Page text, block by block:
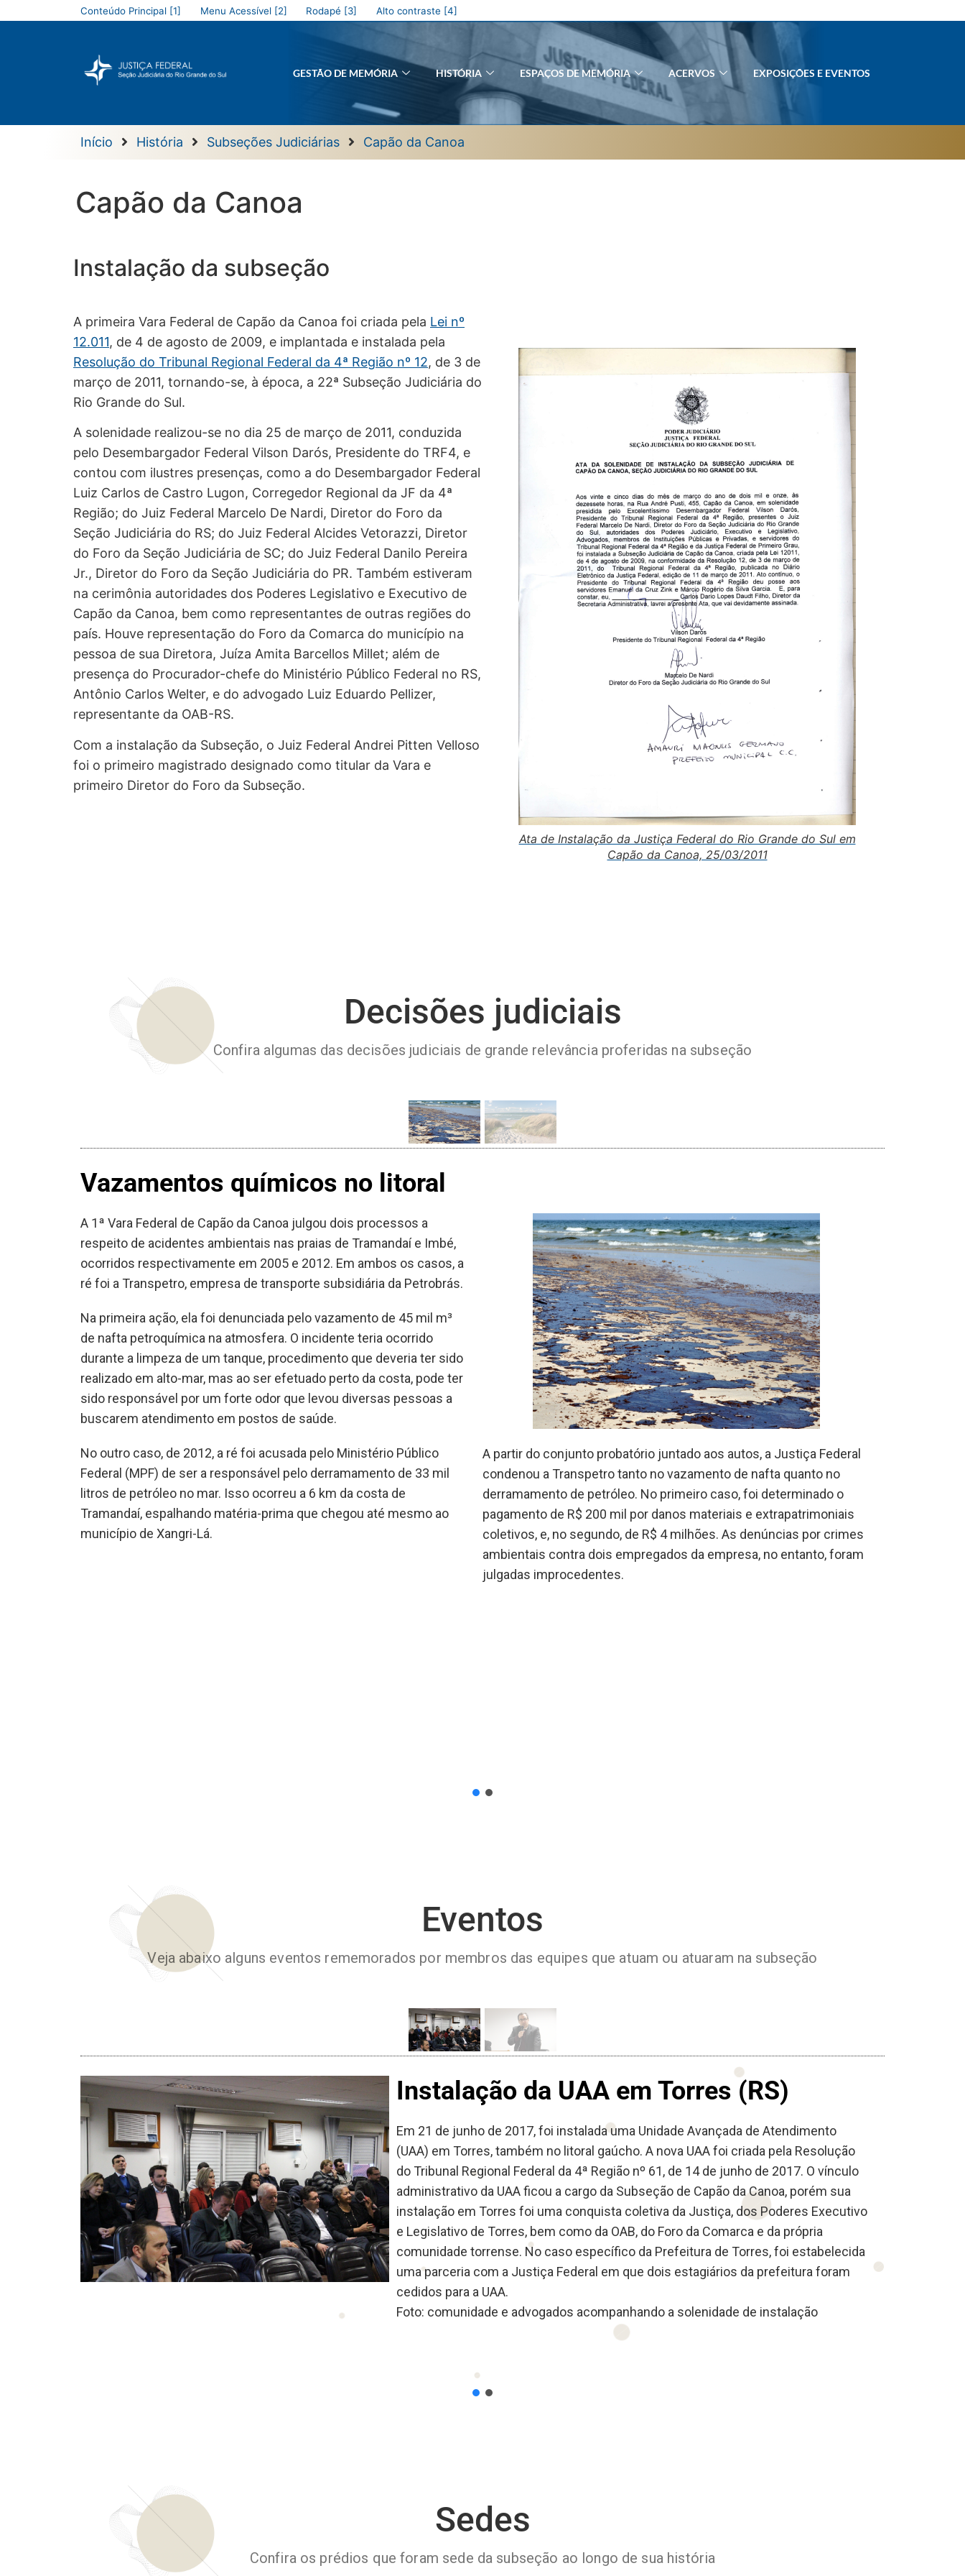
Conteúdo Principal [1] Menu Acessível [2] Rodapé [3] Alto contraste [4]
GESTÃO DE MEMÓRIA HISTÓRIA ESPAÇOS DE MEMÓRIA ACERVOS EXPOSIÇÕES E EVENTOS
Início História Subseções Judiciárias Capão da Canoa
Capão da Canoa
Instalação da subseção
A primeira Vara Federal de Capão da Canoa foi criada pela Lei nº
12.011, de 4 de agosto de 2009, e implantada e instalada pela
Resolução do Tribunal Regional Federal da 4ª Região nº 12, de 3 de
março de 2011, tornando-se, à época, a 22ª Subseção Judiciária do
Rio Grande do Sul.
A solenidade realizou-se no dia 25 de março de 2011, conduzida
pelo Desembargador Federal Vilson Darós, Presidente do TRF4, e
contou com ilustres presenças, como a do Desembargador Federal
Luiz Carlos de Castro Lugon, Corregedor Regional da JF da 4ª
Região; do Juiz Federal Marcelo De Nardi, Diretor do Foro da
Seção Judiciária do RS; do Juiz Federal Alcides Vetorazzi, Diretor
do Foro da Seção Judiciária de SC; do Juiz Federal Danilo Pereira
Jr., Diretor do Foro da Seção Judiciária do PR. Também estiveram
na cerimônia autoridades dos Poderes Legislativo e Executivo de
Capão da Canoa, bem como representantes de outras regiões do
país. Houve representação do Foro da Comarca do município na
pessoa de sua Diretora, Juíza Amita Barcellos Millet; além de
presença do Procurador-chefe do Ministério Público Federal no RS,
Antônio Carlos Welter, e do advogado Luiz Eduardo Pellizer,
representante da OAB-RS.
Com a instalação da Subseção, o Juiz Federal Andrei Pitten Velloso
foi o primeiro magistrado designado como titular da Vara e
primeiro Diretor do Foro da Subseção.
Ata de Instalação da Justiça Federal do Rio Grande do Sul em
Capão da Canoa, 25/03/2011
Decisões judiciais
Confira algumas das decisões judiciais de grande relevância proferidas na subseção
Vazamentos químicos no litoral
A 1ª Vara Federal de Capão da Canoa julgou dois processos a
respeito de acidentes ambientais nas praias de Tramandaí e Imbé,
ocorridos respectivamente em 2005 e 2012. Em ambos os casos, a
ré foi a Transpetro, empresa de transporte subsidiária da Petrobrás.
Na primeira ação, ela foi denunciada pelo vazamento de 45 mil m³
de nafta petroquímica na atmosfera. O incidente teria ocorrido
durante a limpeza de um tanque, procedimento que deveria ter sido
realizado em alto-mar, mas ao ser efetuado perto da costa, pode ter
sido responsável por um forte odor que levou diversas pessoas a
buscarem atendimento em postos de saúde.
No outro caso, de 2012, a ré foi acusada pelo Ministério Público
Federal (MPF) de ser a responsável pelo derramamento de 33 mil
litros de petróleo no mar. Isso ocorreu a 6 km da costa de
Tramandaí, espalhando matéria-prima que chegou até mesmo ao
município de Xangri-Lá.
A partir do conjunto probatório juntado aos autos, a Justiça Federal
condenou a Transpetro tanto no vazamento de nafta quanto no
derramamento de petróleo. No primeiro caso, foi determinado o
pagamento de R$ 200 mil por danos materiais e extrapatrimoniais
coletivos, e, no segundo, de R$ 4 milhões. As denúncias por crimes
ambientais contra dois empregados da empresa, no entanto, foram
julgadas improcedentes.
Eventos
Veja abaixo alguns eventos rememorados por membros das equipes que atuam ou atuaram na subseção
Instalação da UAA em Torres (RS)
Em 21 de junho de 2017, foi instalada uma Unidade Avançada de Atendimento
(UAA) em Torres, também no litoral gaúcho. A nova UAA foi criada pela Resolução
do Tribunal Regional Federal da 4ª Região nº 61, de 14 de junho de 2017. O vínculo
administrativo da UAA ficou a cargo da Subseção de Capão da Canoa, porém sua
instalação em Torres foi uma conquista coletiva da Justiça, dos Poderes Executivo
e Legislativo de Torres, bem como da OAB, do Foro da Comarca e da própria
comunidade torrense. No caso específico da Prefeitura de Torres, foi estabelecida
uma parceria com a Justiça Federal em que dois estagiários da prefeitura foram
cedidos para a UAA.
Foto: comunidade e advogados acompanhando a solenidade de instalação
Sedes
Confira os prédios que foram sede da subseção ao longo de sua história